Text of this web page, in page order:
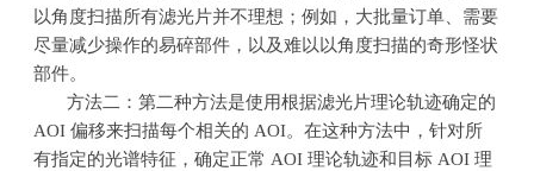
以角度扫描所有滤光片并不理想；例如，大批量订单、需要
尽量减少操作的易碎部件，以及难以以角度扫描的奇形怪状
部件。
方法二：第二种方法是使用根据滤光片理论轨迹确定的
AOI偏移来扫描每个相关的 AOI。在这种方法中，针对所
有指定的光谱特征，确定正常 AOI理论轨迹和目标 AOI理